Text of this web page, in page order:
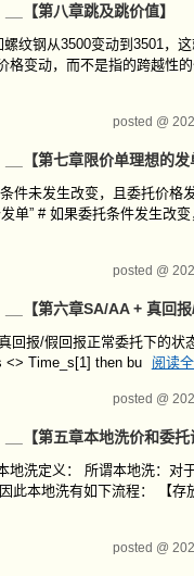
【第八章跳及跳价值】
纹钢从3500变动到3501，
变动，而不是指的跨越性
posted @
【第七章限价单理想的发
未发生改变，且委托价格
单” # 如果委托条件发生改
posted @
【第六章SA/AA + 真回报/
报/假回报正常委托下的
<> Time_s[1] then bu
阅读
posted @
【第五章本地洗价和委托
洗定义： 所谓本地洗：对
本地洗有如下流程： 【
posted @